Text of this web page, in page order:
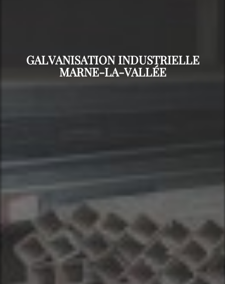
GALVANISATION INDUSTRIELLE
MARNE-LA-VALLÉE